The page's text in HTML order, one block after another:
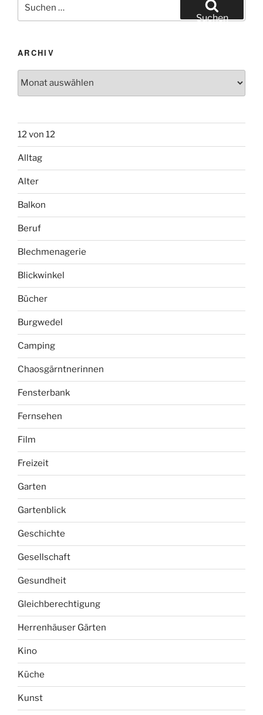
nach:
Suchen
ARCHIV
Archiv
12 von 12
Alltag
Alter
Balkon
Beruf
Blechmenagerie
Blickwinkel
Bücher
Burgwedel
Camping
Chaosgärntnerinnen
Fensterbank
Fernsehen
Film
Freizeit
Garten
Gartenblick
Geschichte
Gesellschaft
Gesundheit
Gleichberechtigung
Herrenhäuser Gärten
Kino
Küche
Kunst